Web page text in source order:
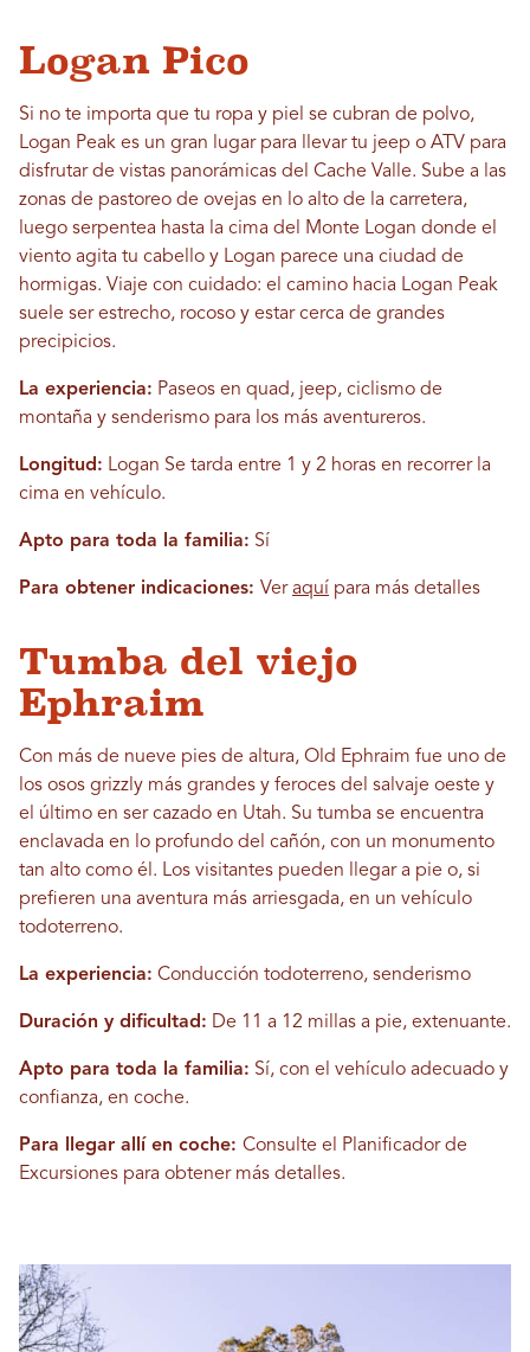
Logan Pico
Si no te importa que tu ropa y piel se cubran de polvo,
Logan Peak es un gran lugar para llevar tu jeep o ATV para
disfrutar de vistas panorámicas del Cache Valle. Sube a las
zonas de pastoreo de ovejas en lo alto de la carretera,
luego serpentea hasta la cima del Monte Logan donde el
viento agita tu cabello y Logan parece una ciudad de
hormigas. Viaje con cuidado: el camino hacia Logan Peak
suele ser estrecho, rocoso y estar cerca de grandes
precipicios.
La experiencia: Paseos en quad, jeep, ciclismo de
montaña y senderismo para los más aventureros.
Longitud: Logan Se tarda entre 1 y 2 horas en recorrer la
cima en vehículo.
Apto para toda la familia: Sí
Para obtener indicaciones: Veraquí para más detalles
Tumba del viejo
Ephraim
Con más de nueve pies de altura, Old Ephraim fue uno de
los osos grizzly más grandes y feroces del salvaje oeste y
el último en ser cazado en Utah. Su tumba se encuentra
enclavada en lo profundo del cañón, con un monumento
tan alto como él. Los visitantes pueden llegar a pie o, si
prefieren una aventura más arriesgada, en un vehículo
todoterreno.
La experiencia: Conducción todoterreno, senderismo
Duración y dificultad: De 11 a 12 millas a pie, extenuante.
Apto para toda la familia: Sí, con el vehículo adecuado y
confianza, en coche.
Para llegar allí en coche: Consulte el Planificador de
Excursiones para obtener más detalles.